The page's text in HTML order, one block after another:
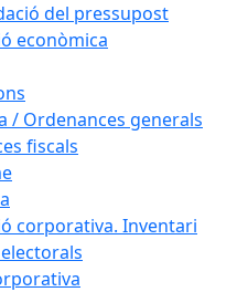
del pressupost
econòmica
/ Ordenances generals
fiscals
corporativa. Inventari